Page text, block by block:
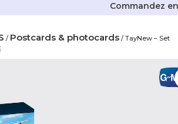
Commandez
/ Postcards & photocards / TayNew – Set